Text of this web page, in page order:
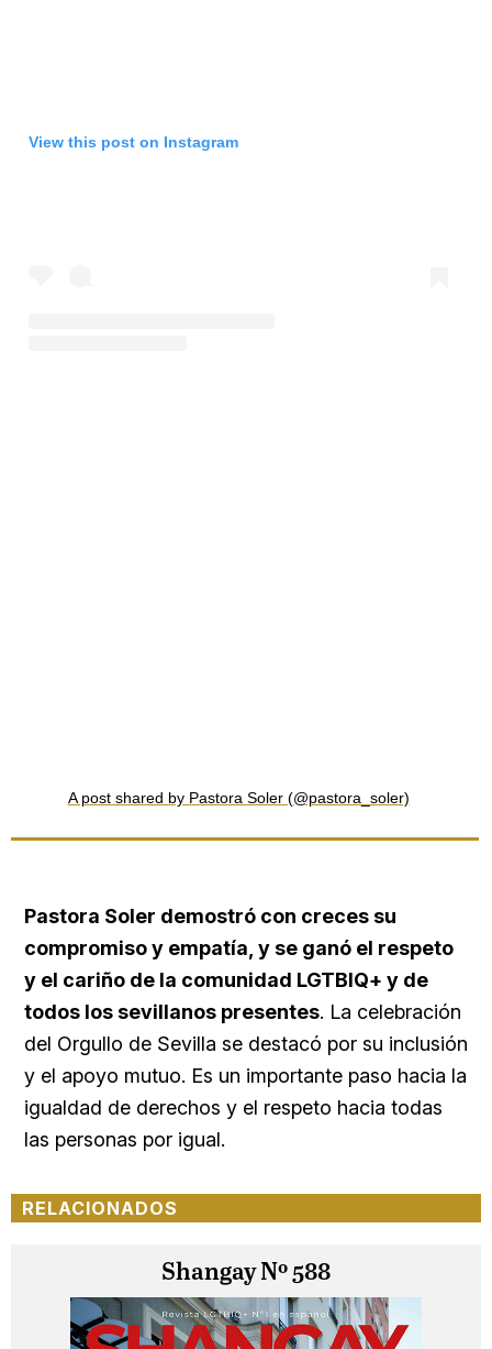
View this post on Instagram
A post shared by Pastora Soler (@pastora_soler)
Pastora Soler demostró con creces su
compromiso y empatía, y se ganó el respeto
y el cariño de la comunidad LGTBIQ+ y de
todos los sevillanos presentes. La celebración
del Orgullo de Sevilla se destacó por su inclusión
y el apoyo mutuo. Es un importante paso hacia la
igualdad de derechos y el respeto hacia todas
las personas por igual.
RELACIONADOS
Shangay Nº 588